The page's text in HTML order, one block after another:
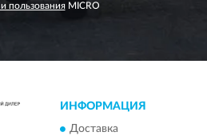
пользованияMICRO
ИНФОРМАЦИЯ
Доставка